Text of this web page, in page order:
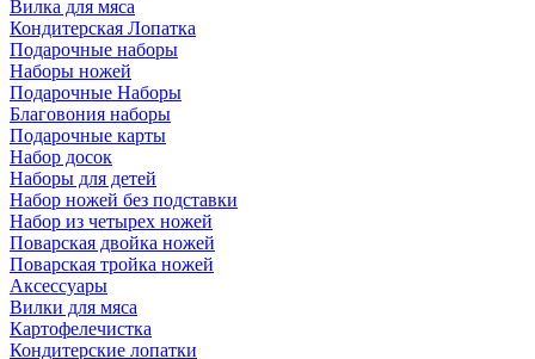
Вилка для мяса
Кондитерская Лопатка
Подарочные наборы
Наборы ножей
Подарочные Наборы
Благовония наборы
Подарочные карты
Набор досок
Наборы для детей
Набор ножей без подставки
Набор из четырех ножей
Поварская двойка ножей
Поварская тройка ножей
Аксессуары
Вилки для мяса
Картофелечистка
Кондитерские лопатки